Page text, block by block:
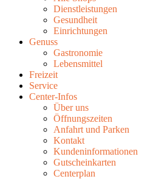
Dienstleistungen
Gesundheit
Einrichtungen
Genuss
Gastronomie
Lebensmittel
Freizeit
Service
Center-Infos
Über uns
Öffnungszeiten
Anfahrt und Parken
Kontakt
Kundeninformationen
Gutscheinkarten
Centerplan